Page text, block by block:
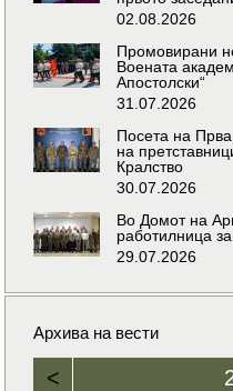
02.08.2026
Промовирани
Воената
Апостолски“
31.07.2026
Посета на
на
Кралство
30.07.2026
Во Домот на
работилница
29.07.2026
Архива на вести
<